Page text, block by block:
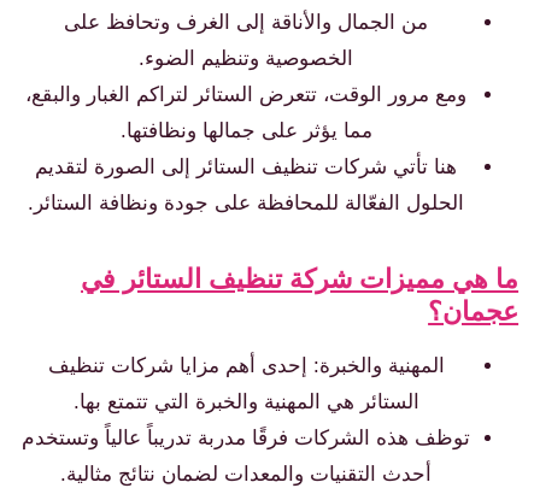
من الجمال والأناقة إلى الغرف وتحافظ على
الخصوصية وتنظيم الضوء.
ومع مرور الوقت، تتعرض الستائر لتراكم الغبار والبقع،
مما يؤثر على جمالها ونظافتها.
هنا تأتي شركات تنظيف الستائر إلى الصورة لتقديم
الحلول الفعّالة للمحافظة على جودة ونظافة الستائر.
ما هي مميزات شركة تنظيف الستائر في
عجمان؟
المهنية والخبرة: إحدى أهم مزايا شركات تنظيف
الستائر هي المهنية والخبرة التي تتمتع بها.
توظف هذه الشركات فرقًا مدربة تدريباً عالياً وتستخدم
أحدث التقنيات والمعدات لضمان نتائج مثالية.